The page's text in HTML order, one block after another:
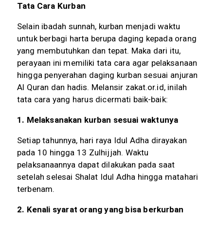
Tata Cara Kurban
Selain ibadah sunnah, kurban menjadi waktu
untuk berbagi harta berupa daging kepada orang
yang membutuhkan dan tepat. Maka dari itu,
perayaan ini memiliki tata cara agar pelaksanaan
hingga penyerahan daging kurban sesuai anjuran
Al Quran dan hadis. Melansir zakat.or.id, inilah
tata cara yang harus dicermati baik-baik:
1. Melaksanakan kurban sesuai waktunya
Setiap tahunnya, hari raya Idul Adha dirayakan
pada 10 hingga 13 Zulhijjah. Waktu
pelaksanaannya dapat dilakukan pada saat
setelah selesai Shalat Idul Adha hingga matahari
terbenam.
2. Kenali syarat orang yang bisa berkurban